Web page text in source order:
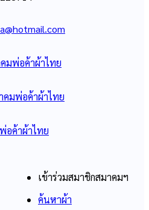
มพ่อค้าผ้าไทย
คมพ่อค้าผ้าไทย
อค้าผ้าไทย
เข้าร่วมสมาชิกสมาคมฯ
ค้นหาผ้า